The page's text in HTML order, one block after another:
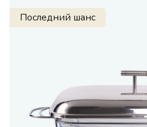
Последний шанс